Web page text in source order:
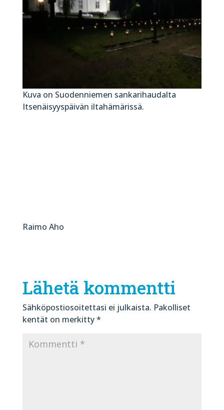
Kuva on Suodenniemen sankarihaudalta
Itsenäisyyspäivän iltahämärissä.
Raimo Aho
Lähetä kommentti
Sähköpostiosoitettasi ei julkaista. Pakolliset
kentät on merkitty*